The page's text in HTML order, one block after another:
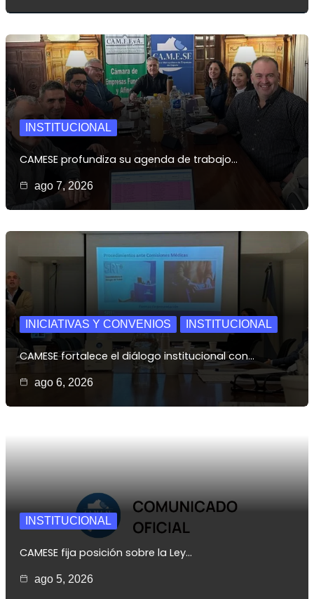
INSTITUCIONAL
CAMESE profundiza su agenda de trabajo…
ago 7, 2026
INICIATIVAS Y CONVENIOS INSTITUCIONAL
CAMESE fortalece el diálogo institucional con…
ago 6, 2026
INSTITUCIONAL
CAMESE fija posición sobre la Ley…
ago 5, 2026